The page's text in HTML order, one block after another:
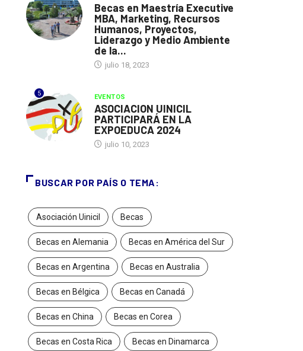
Becas en Maestría Executive
MBA, Marketing, Recursos
Humanos, Proyectos,
Liderazgo y Medio Ambiente
de la...
julio 18, 2023
5 EVENTOS
ASOCIACION UINICIL
PARTICIPARÁ EN LA
EXPOEDUCA 2024
julio 10, 2023
BUSCAR POR PAÍS O TEMA:
Asociación Uinicil Becas
Becas en Alemania Becas en América del Sur
Becas en Argentina Becas en Australia
Becas en Bélgica Becas en Canadá
Becas en China Becas en Corea
Becas en Costa Rica Becas en Dinamarca